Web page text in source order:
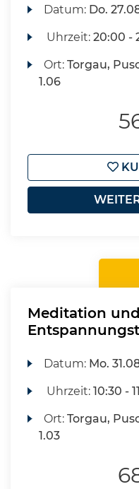
Datum: Do.
Uhrzeit:20:00 -
Ort:Torgau,
1.06
Meditation
Datum: Mo.
Uhrzeit:10:30 -
Ort:Torgau,
1.03